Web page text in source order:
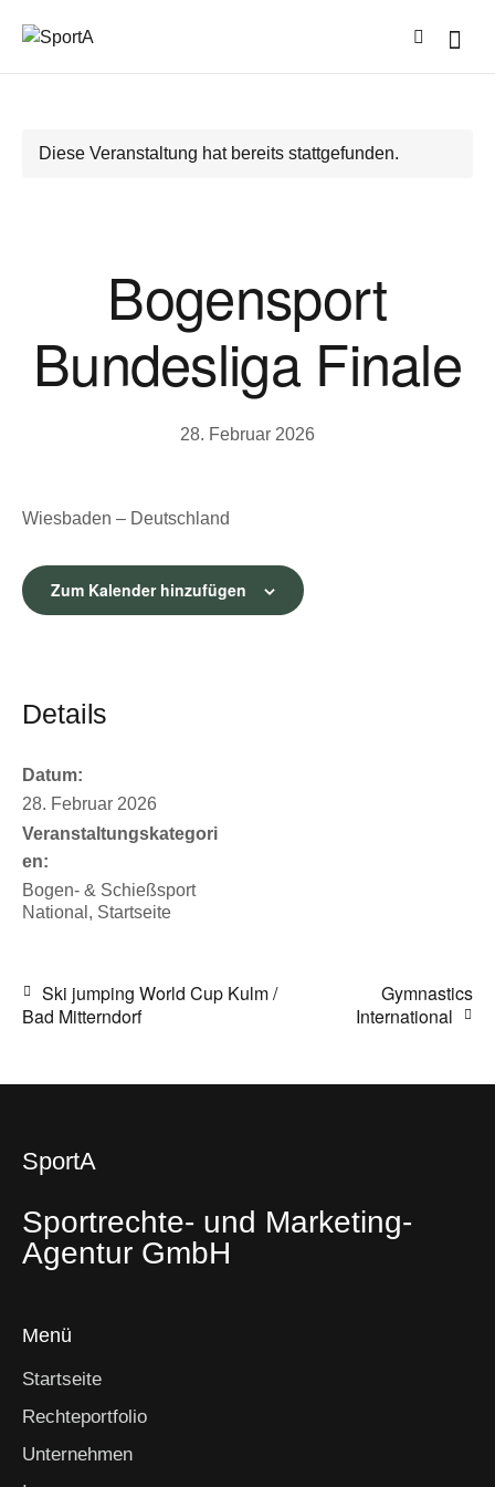
Diese Veranstaltung hat bereits stattgefunden.
Bogensport
Bundesliga Finale
28. Februar 2026
Wiesbaden – Deutschland
Zum Kalender hinzufügen
Details
Datum:
28. Februar 2026
Veranstaltungskategori
en:
Bogen- & Schießsport
National , Startseite
Ski jumping World Cup Kulm /
Bad Mitterndorf
Gymnastics
International
SportA
Sportrechte- und Marketing-
Agentur GmbH
Menü
Startseite
Rechteportfolio
Unternehmen